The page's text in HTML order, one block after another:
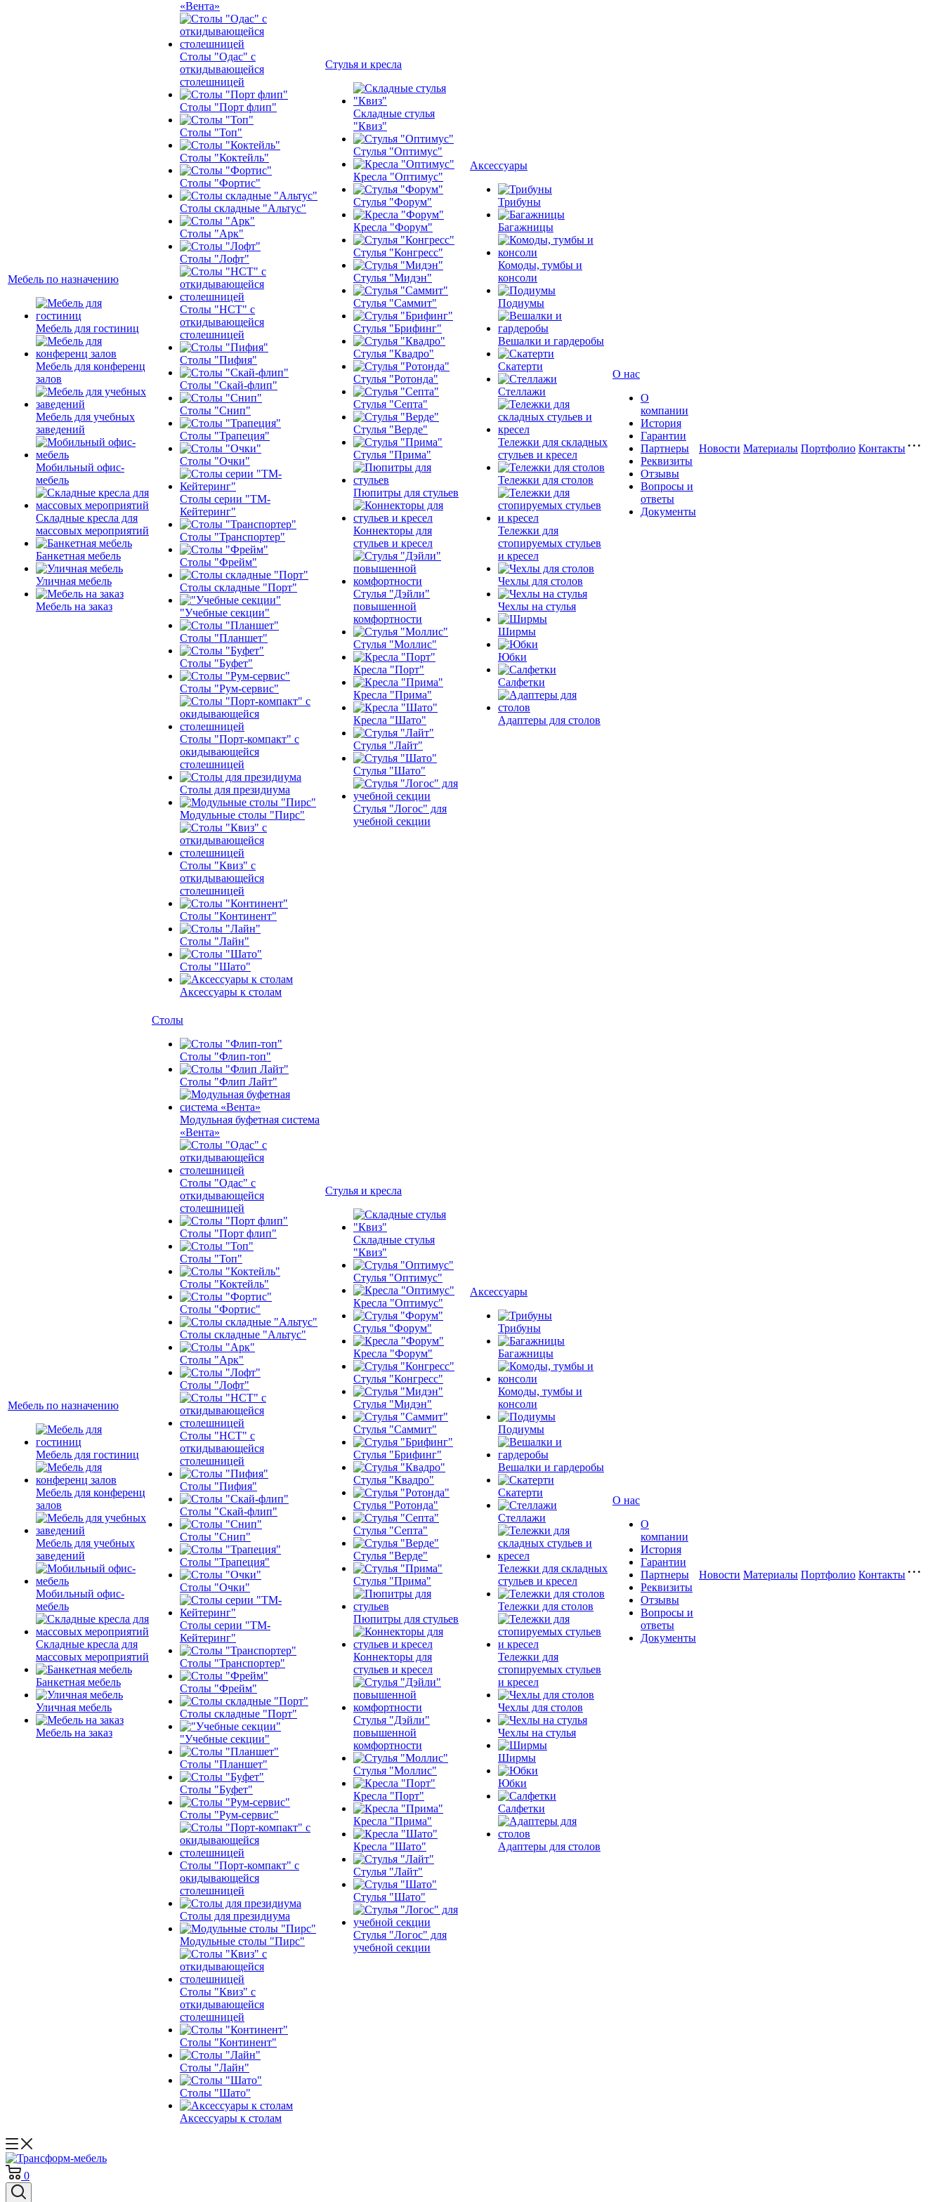
Мебель по назначению
Мебель для гостиниц
Мебель для конференц
залов
Мебель для учебных
заведений
Мобильный офис-
мебель
Складные кресла для
массовых мероприятий
Банкетная мебель
Уличная мебель
Мебель на заказ
«Вента»
Столы "Одас" с
откидывающейся
столешницей
Столы "Порт флип"
Столы "Топ"
Столы "Коктейль"
Столы "Фортис"
Столы складные "Альтус"
Столы "Арк"
Столы "Лофт"
Столы "НСТ" с
откидывающейся
столешницей
Столы "Пифия"
Столы "Скай-флип"
Столы "Снип"
Столы "Трапеция"
Столы "Очки"
Столы серии "ТМ-
Кейтеринг"
Столы "Транспортер"
Столы "Фрейм"
Столы складные "Порт"
"Учебные секции"
Столы "Планшет"
Столы "Буфет"
Столы "Рум-сервис"
Столы "Порт-компакт" с
окидывающейся
столешницей
Столы для президиума
Модульные столы "Пирс"
Столы "Квиз" с
откидывающейся
столешницей
Столы "Континент"
Столы "Лайн"
Столы "Шато"
Аксессуары к столам
Стулья и кресла
Складные стулья
"Квиз"
Стулья "Оптимус"
Кресла "Оптимус"
Стулья "Форум"
Кресла "Форум"
Стулья "Конгресс"
Стулья "Мидэн"
Стулья "Саммит"
Стулья "Брифинг"
Стулья "Квадро"
Стулья "Ротонда"
Стулья "Септа"
Стулья "Верде"
Стулья "Прима"
Пюпитры для стульев
Коннекторы для
стульев и кресел
Стулья "Дэйли"
повышенной
комфортности
Стулья "Моллис"
Кресла "Порт"
Кресла "Прима"
Кресла "Шато"
Стулья "Лайт"
Стулья "Шато"
Стулья "Логос" для
учебной секции
Аксессуары
Трибуны
Багажницы
Комоды, тумбы и
консоли
Подиумы
Вешалки и гардеробы
Скатерти
Стеллажи
Тележки для складных
стульев и кресел
Тележки для столов
Тележки для
стопируемых стульев
и кресел
Чехлы для столов
Чехлы на стулья
Ширмы
Юбки
Салфетки
Адаптеры для столов
О нас
О
компании
История
Гарантии
Партнеры
Реквизиты
Отзывы
Вопросы и
ответы
Документы
Новости Материалы Портфолио Контакты
Мебель по назначению
Мебель для гостиниц
Мебель для конференц
залов
Мебель для учебных
заведений
Мобильный офис-
мебель
Складные кресла для
массовых мероприятий
Банкетная мебель
Уличная мебель
Мебель на заказ
Столы
Столы "Флип-топ"
Столы "Флип Лайт"
Модульная буфетная система
«Вента»
Столы "Одас" с
откидывающейся
столешницей
Столы "Порт флип"
Столы "Топ"
Столы "Коктейль"
Столы "Фортис"
Столы складные "Альтус"
Столы "Арк"
Столы "Лофт"
Столы "НСТ" с
откидывающейся
столешницей
Столы "Пифия"
Столы "Скай-флип"
Столы "Снип"
Столы "Трапеция"
Столы "Очки"
Столы серии "ТМ-
Кейтеринг"
Столы "Транспортер"
Столы "Фрейм"
Столы складные "Порт"
"Учебные секции"
Столы "Планшет"
Столы "Буфет"
Столы "Рум-сервис"
Столы "Порт-компакт" с
окидывающейся
столешницей
Столы для президиума
Модульные столы "Пирс"
Столы "Квиз" с
откидывающейся
столешницей
Столы "Континент"
Столы "Лайн"
Столы "Шато"
Аксессуары к столам
Стулья и кресла
Складные стулья
"Квиз"
Стулья "Оптимус"
Кресла "Оптимус"
Стулья "Форум"
Кресла "Форум"
Стулья "Конгресс"
Стулья "Мидэн"
Стулья "Саммит"
Стулья "Брифинг"
Стулья "Квадро"
Стулья "Ротонда"
Стулья "Септа"
Стулья "Верде"
Стулья "Прима"
Пюпитры для стульев
Коннекторы для
стульев и кресел
Стулья "Дэйли"
повышенной
комфортности
Стулья "Моллис"
Кресла "Порт"
Кресла "Прима"
Кресла "Шато"
Стулья "Лайт"
Стулья "Шато"
Стулья "Логос" для
учебной секции
Аксессуары
Трибуны
Багажницы
Комоды, тумбы и
консоли
Подиумы
Вешалки и гардеробы
Скатерти
Стеллажи
Тележки для складных
стульев и кресел
Тележки для столов
Тележки для
стопируемых стульев
и кресел
Чехлы для столов
Чехлы на стулья
Ширмы
Юбки
Салфетки
Адаптеры для столов
О нас
О
компании
История
Гарантии
Партнеры
Реквизиты
Отзывы
Вопросы и
ответы
Документы
Новости Материалы Портфолио Контакты
0